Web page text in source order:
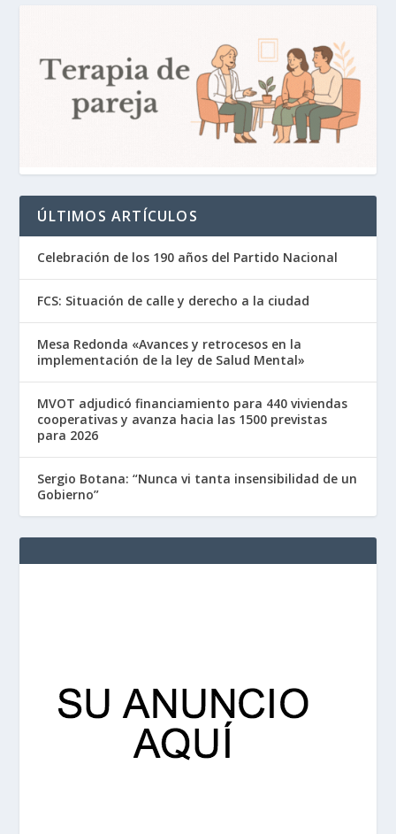
ÚLTIMOS ARTÍCULOS
Celebración de los 190 años del Partido Nacional
FCS: Situación de calle y derecho a la ciudad
Mesa Redonda «Avances y retrocesos en la
implementación de la ley de Salud Mental»
MVOT adjudicó financiamiento para 440 viviendas
cooperativas y avanza hacia las 1500 previstas
para 2026
Sergio Botana: “Nunca vi tanta insensibilidad de un
Gobierno”